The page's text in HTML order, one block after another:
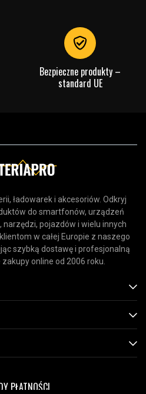
Bezpieczne produkty –
standard UE
ładowarek i akcesoriów. Odkryj
do smartfonów, urządzeń
pojazdów i wielu innych
w całej Europie z naszego
szybką dostawę i profesjonalną
zakupy online od 2006 roku.
PŁATNOŚCI